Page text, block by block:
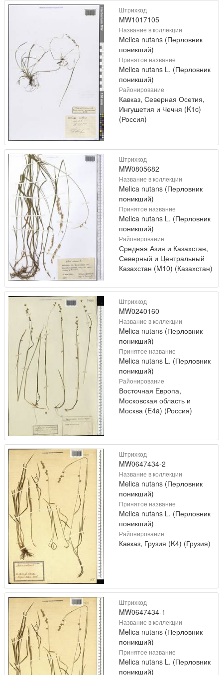
Штрихкод
MW1017105
Название в коллекции
Melica nutans (Перловник
поникший)
Принятое название
Melica nutans L. (Перловник
поникший)
Районирование
Кавказ, Северная Осетия,
Ингушетия и Чечня (K1c)
(Россия)
Штрихкод
MW0805682
Название в коллекции
Melica nutans (Перловник
поникший)
Принятое название
Melica nutans L. (Перловник
поникший)
Районирование
Средняя Азия и Казахстан,
Северный и Центральный
Казахстан (M10) (Казахстан)
Штрихкод
MW0240160
Название в коллекции
Melica nutans (Перловник
поникший)
Принятое название
Melica nutans L. (Перловник
поникший)
Районирование
Восточная Европа,
Московская область и
Москва (E4a) (Россия)
Штрихкод
MW0647434-2
Название в коллекции
Melica nutans (Перловник
поникший)
Принятое название
Melica nutans L. (Перловник
поникший)
Районирование
Кавказ, Грузия (K4) (Грузия)
Штрихкод
MW0647434-1
Название в коллекции
Melica nutans (Перловник
поникший)
Принятое название
Melica nutans L. (Перловник
поникший)